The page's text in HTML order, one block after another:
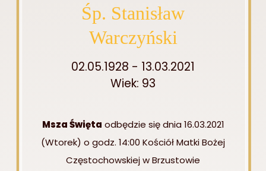
Śp. Stanisław
Warczyński
02.05.1928 - 13.03.2021
Wiek: 93
Msza Święta odbędzie się dnia 16.03.2021
(Wtorek) o godz. 14:00 Kościół Matki Bożej
Częstochowskiej w Brzustowie